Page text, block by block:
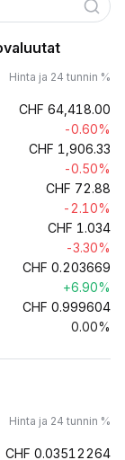
Hinta ja 24 tunnin %
CHF 64,418.00
-0.60%
CHF 1,906.33
-0.50%
CHF 72.88
-2.10%
CHF 1.034
-3.30%
CHF 0.203669
+6.90%
CHF 0.999604
0.00%
Hinta ja 24 tunnin %
CHF 0.03512264